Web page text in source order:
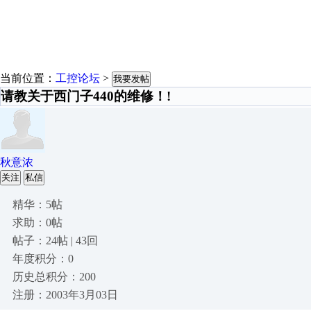
当前位置： 工控论坛 > 我要发帖
请教关于西门子440的维修！!
秋意浓
关注 私信
精华：5帖
求助：0帖
帖子：24帖 | 43回
年度积分：0
历史总积分：200
注册：2003年3月03日